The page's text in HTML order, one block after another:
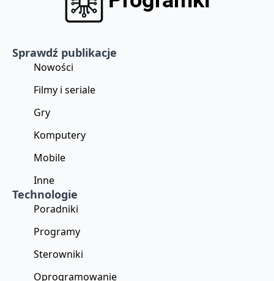
Sprawdź publikacje
Nowości
Filmy i seriale
Gry
Komputery
Mobile
Inne
Technologie
Poradniki
Programy
Sterowniki
Oprogramowanie